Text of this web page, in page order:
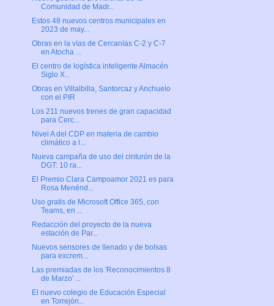
Comunidad de Madr...
Estos 48 nuevos centros municipales en
2023 de may...
Obras en la vías de Cercanías C-2 y C-7
en Atocha ...
El centro de logística inteligente Almacén
Siglo X...
Obras en Villalbilla, Santorcaz y Anchuelo
con el PIR
Los 211 nuevos trenes de gran capacidad
para Cerc...
Nivel A del CDP en materia de cambio
climático a l...
Nueva campaña de uso del cinturón de la
DGT: 10 ra...
El Premio Clara Campoamor 2021 es para
Rosa Menénd...
Uso gratis de Microsoft Office 365, con
Teams, en ...
Redacción del proyecto de la nueva
estación de Par...
Nuevos sensores de llenado y de bolsas
para excrem...
Las premiadas de los 'Reconocimientos 8
de Marzo' ...
El nuevo colegio de Educación Especial
en Torrejón...